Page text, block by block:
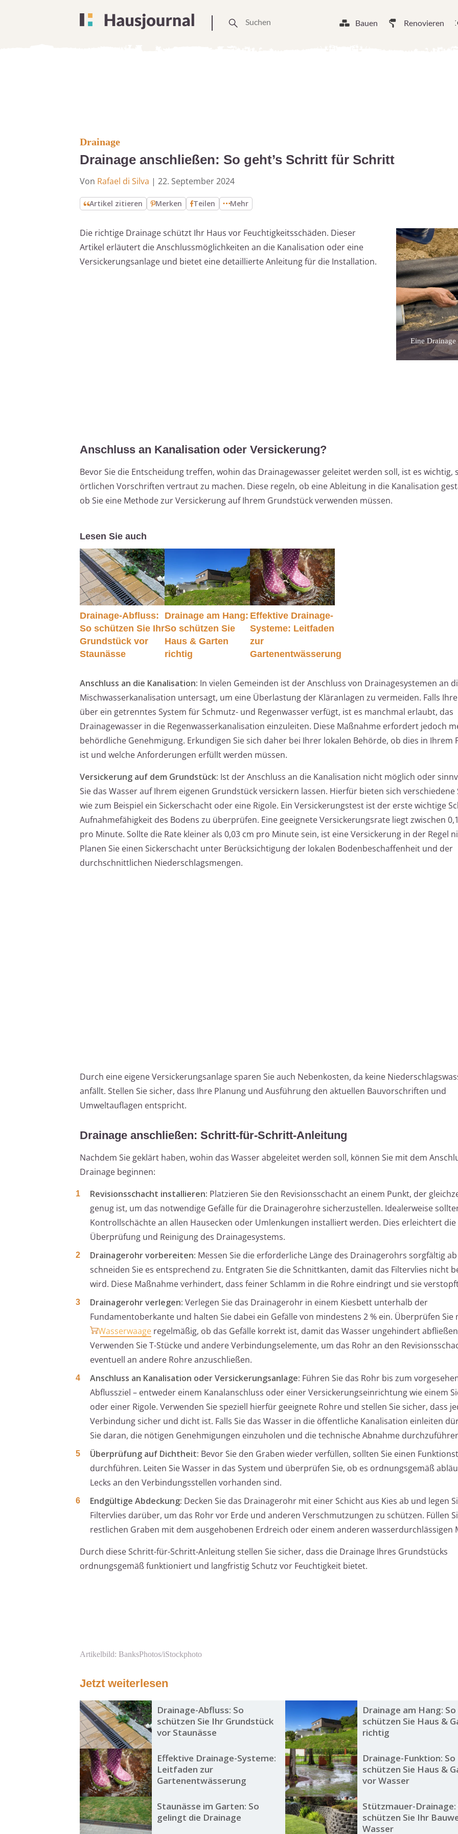
Bauen Renovieren
Drainage
Drainage anschließen: So geht’s Schritt für Schritt
Von Rafael di Silva | 22. September 2024
Artikel zitieren Merken Teilen Mehr
Die richtige Drainage schützt Ihr Haus vor Feuchtigkeitsschäden. Dieser
Artikel erläutert die Anschlussmöglichkeiten an die Kanalisation oder eine
Versickerungsanlage und bietet eine detaillierte Anleitung für die Installation.
Eine Drainage
Anschluss an Kanalisation oder Versickerung?
Bevor Sie die Entscheidung treffen, wohin das Drainagewasser geleitet werden soll, ist es wichtig,
örtlichen Vorschriften vertraut zu machen. Diese regeln, ob eine Ableitung in die Kanalisation
ob Sie eine Methode zur Versickerung auf Ihrem Grundstück verwenden müssen.
Lesen Sie auch
Drainage-Abfluss:
So schützen Sie Ihr
Grundstück vor
Staunässe
Drainage am Hang:
So schützen Sie
Haus & Garten
richtig
Effektive Drainage-
Systeme: Leitfaden
zur
Gartenentwässerung
Anschluss an die Kanalisation: In vielen Gemeinden ist der Anschluss von Drainagesystemen an
Mischwasserkanalisation untersagt, um eine Überlastung der Kläranlagen zu vermeiden. Falls
über ein getrenntes System für Schmutz- und Regenwasser verfügt, ist es manchmal erlaubt, das
Drainagewasser in die Regenwasserkanalisation einzuleiten. Diese Maßnahme erfordert jedoch
behördliche Genehmigung. Erkundigen Sie sich daher bei Ihrer lokalen Behörde, ob dies in Ihrem
ist und welche Anforderungen erfüllt werden müssen.
Versickerung auf dem Grundstück: Ist der Anschluss an die Kanalisation nicht möglich oder
Sie das Wasser auf Ihrem eigenen Grundstück versickern lassen. Hierfür bieten sich verschiedene
wie zum Beispiel ein Sickerschacht oder eine Rigole. Ein Versickerungstest ist der erste wichtige
Aufnahmefähigkeit des Bodens zu überprüfen. Eine geeignete Versickerungsrate liegt zwischen
pro Minute. Sollte die Rate kleiner als 0,03 cm pro Minute sein, ist eine Versickerung in der Regel
Planen Sie einen Sickerschacht unter Berücksichtigung der lokalen Bodenbeschaffenheit und der
durchschnittlichen Niederschlagsmengen.
Durch eine eigene Versickerungsanlage sparen Sie auch Nebenkosten, da keine
anfällt. Stellen Sie sicher, dass Ihre Planung und Ausführung den aktuellen Bauvorschriften und
Umweltauflagen entspricht.
Drainage anschließen: Schritt-für-Schritt-Anleitung
Nachdem Sie geklärt haben, wohin das Wasser abgeleitet werden soll, können Sie mit dem
Drainage beginnen:
Revisionsschacht installieren: Platzieren Sie den Revisionsschacht an einem Punkt, der
genug ist, um das notwendige Gefälle für die Drainagerohre sicherzustellen. Idealerweise
Kontrollschächte an allen Hausecken oder Umlenkungen installiert werden. Dies erleichtert
Überprüfung und Reinigung des Drainagesystems.
Drainagerohr vorbereiten: Messen Sie die erforderliche Länge des Drainagerohrs sorgfältig
schneiden Sie es entsprechend zu. Entgraten Sie die Schnittkanten, damit das Filtervlies nicht
wird. Diese Maßnahme verhindert, dass feiner Schlamm in die Rohre eindringt und sie
Drainagerohr verlegen: Verlegen Sie das Drainagerohr in einem Kiesbett unterhalb der
Fundamentoberkante und halten Sie dabei ein Gefälle von mindestens 2 % ein. Überprüfen Sie
Wasserwaage regelmäßig, ob das Gefälle korrekt ist, damit das Wasser ungehindert
Verwenden Sie T-Stücke und andere Verbindungselemente, um das Rohr an den
eventuell an andere Rohre anzuschließen.
Anschluss an Kanalisation oder Versickerungsanlage: Führen Sie das Rohr bis zum
Abflussziel – entweder einem Kanalanschluss oder einer Versickerungseinrichtung wie einem
oder einer Rigole. Verwenden Sie speziell hierfür geeignete Rohre und stellen Sie sicher, dass
Verbindung sicher und dicht ist. Falls Sie das Wasser in die öffentliche Kanalisation einleiten
Sie daran, die nötigen Genehmigungen einzuholen und die technische Abnahme
Überprüfung auf Dichtheit: Bevor Sie den Graben wieder verfüllen, sollten Sie einen
durchführen. Leiten Sie Wasser in das System und überprüfen Sie, ob es ordnungsgemäß
Lecks an den Verbindungsstellen vorhanden sind.
Endgültige Abdeckung: Decken Sie das Drainagerohr mit einer Schicht aus Kies ab und legen
Filtervlies darüber, um das Rohr vor Erde und anderen Verschmutzungen zu schützen. Füllen
restlichen Graben mit dem ausgehobenen Erdreich oder einem anderen wasserdurchlässigen
Durch diese Schritt-für-Schritt-Anleitung stellen Sie sicher, dass die Drainage Ihres Grundstücks
ordnungsgemäß funktioniert und langfristig Schutz vor Feuchtigkeit bietet.
Artikelbild: BanksPhotos/iStockphoto
Jetzt weiterlesen
Drainage-Abfluss: So
schützen Sie Ihr Grundstück
vor Staunässe
Drainage am Hang: So
schützen Sie Haus &
richtig
Effektive Drainage-Systeme:
Leitfaden zur
Gartenentwässerung
Drainage-Funktion: So
schützen Sie Haus &
vor Wasser
Staunässe im Garten: So
gelingt die Drainage
Stützmauer-Drainage:
schützen Sie Ihr
Wasser